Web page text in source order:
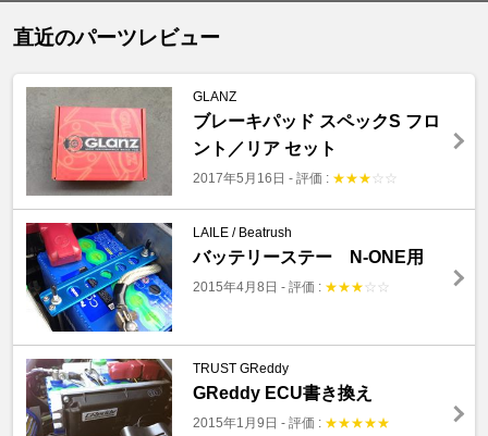
直近のパーツレビュー
GLANZ
ブレーキパッド スペックS フロ
ント／リア セット
2017年5月16日 - 評価 : ★★★ ☆ ☆
LAILE / Beatrush
バッテリーステー N-ONE用
2015年4月8日 - 評価 : ★★★ ☆ ☆
TRUST GReddy
GReddy ECU書き換え
2015年1月9日 - 評価 : ★★★★★